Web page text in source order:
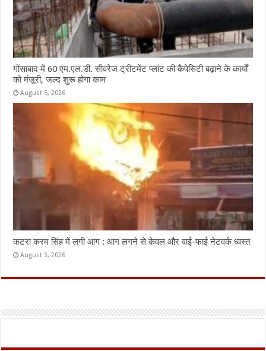
गोंसाबाद में 60 एम.एल.डी. सीवरेज ट्रीटमेंट प्लांट की कैपेसिटी बढ़ाने के कार्यों
को मंज़ूरी, जल्द शुरू होगा काम
August 5, 2026
कटरा करम सिंह में लगी आग : आग लगने से केवल और वाई-फाई नेटवर्क ध्वस्त
August 3, 2026